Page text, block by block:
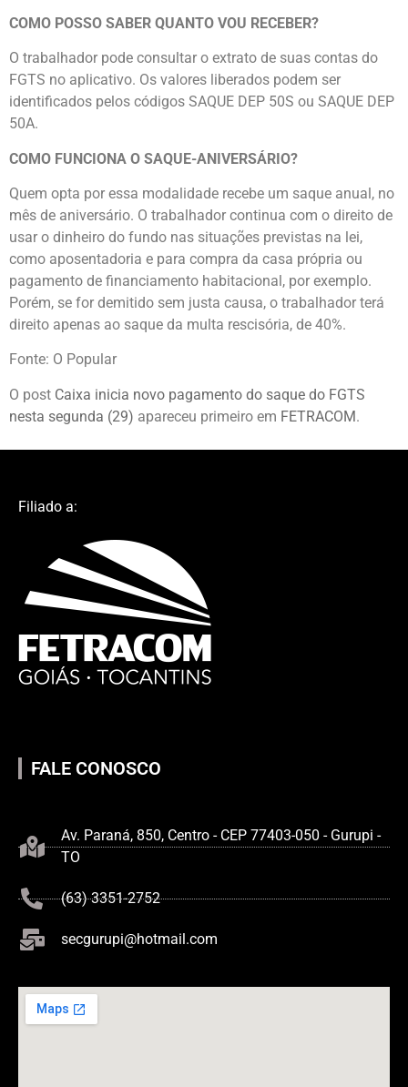
COMO POSSO SABER QUANTO VOU RECEBER?
O trabalhador pode consultar o extrato de suas contas do
FGTS no aplicativo. Os valores liberados podem ser
identificados pelos códigos SAQUE DEP 50S ou SAQUE DEP
50A.
COMO FUNCIONA O SAQUE-ANIVERSÁRIO?
Quem opta por essa modalidade recebe um saque anual, no
mês de aniversário. O trabalhador continua com o direito de
usar o dinheiro do fundo nas situações previstas na lei,
como aposentadoria e para compra da casa própria ou
pagamento de financiamento habitacional, por exemplo.
Porém, se for demitido sem justa causa, o trabalhador terá
direito apenas ao saque da multa rescisória, de 40%.
Fonte: O Popular
O post Caixa inicia novo pagamento do saque do FGTS
nesta segunda (29) apareceu primeiro em FETRACOM.
Filiado a:
FALE CONOSCO
Av. Paraná, 850, Centro - CEP 77403-050 - Gurupi -
TO
(63) 3351-2752
secgurupi@hotmail.com